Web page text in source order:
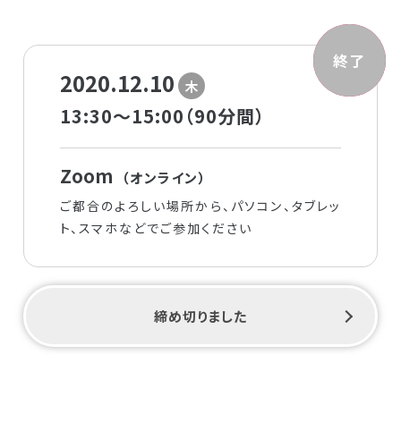
募集中
終了
2020.12.10 木
13:30～15:00（90分間）
Zoom （オンライン）
ご都合のよろしい場所から、パソコン、タブレッ
ト、スマホなどでご参加ください
締め切りました